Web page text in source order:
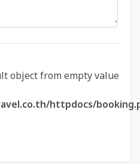
object from empty value
httpdocs/